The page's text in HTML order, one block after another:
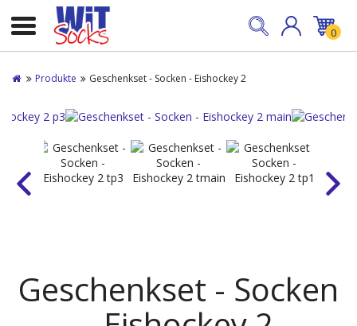
0
Produkte Geschenkset - Socken - Eishockey 2
Geschenkset - Socken